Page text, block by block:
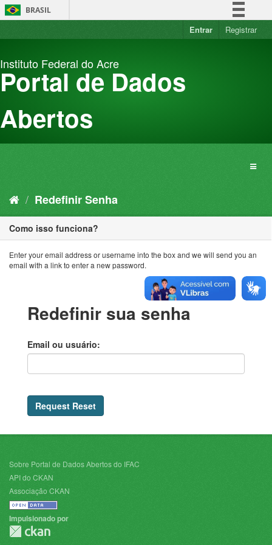
Pular
para
BRASIL
Simplifique!
Acesso à informação
Entrar Registrar
Instituto Federal do Acre
Portal de Dados
Abertos
Redefinir Senha
Como isso funciona?
Enter your email address or username into the box and we will send you an
email with a link to enter a new password.
Redefinir sua senha
Email ou usuário
Request Reset
Sobre Portal de Dados Abertos do IFAC
API do CKAN
Associação CKAN
Impulsionado por